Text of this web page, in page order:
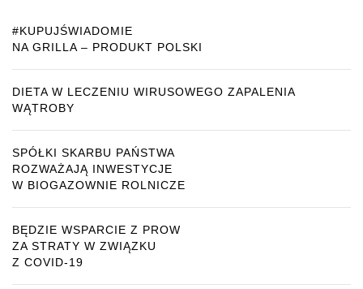
#KUPUJŚWIADOMIE
NA GRILLA – PRODUKT POLSKI
DIETA W LECZENIU WIRUSOWEGO ZAPALENIA
WĄTROBY
SPÓŁKI SKARBU PAŃSTWA
ROZWAŻAJĄ INWESTYCJE
W BIOGAZOWNIE ROLNICZE
BĘDZIE WSPARCIE Z PROW
ZA STRATY W ZWIĄZKU
Z COVID-19